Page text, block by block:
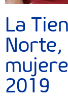
La
Norte,
2019